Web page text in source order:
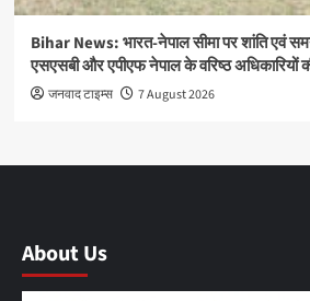
Bihar News: भारत-नेपाल सीमा पर शांति एवं
एसएसबी और एपीएफ नेपाल के वरिष्ठ अधिकारियों
जनवाद टाइम्स 7 August 2026
About Us